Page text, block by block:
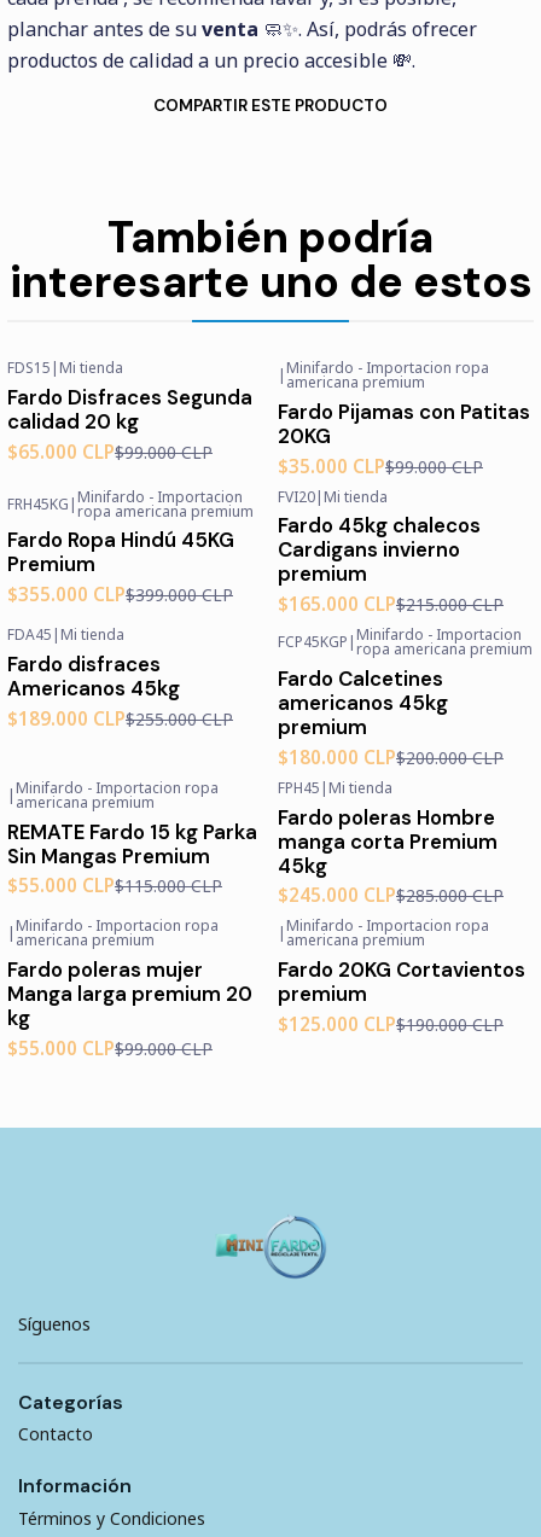
planchar antes de suventa 🧼✨. Así, podrás ofrecer
productos de calidad a un precio accesible 💸.
COMPARTIR ESTE PRODUCTO
También podría
interesarte uno de estos
OFF
FDS15 | Mi tienda
Fardo Disfraces Segunda
calidad 20 kg
$65.000 CLP$99.000 CLP
-65%OFF
Agotado
| Minifardo - Importacion ropa
americana premium
Fardo Pijamas con Patitas
20KG
$35.000 CLP$99.000 CLP
-11%OFF
FRH45KG | Minifardo - Importacion
ropa americana premium
Fardo Ropa Hindú 45KG
Premium
$355.000 CLP$399.000 CLP
-23% OFF
FVI20| Mi tienda
Fardo 45kg chalecos
Cardigans invierno
premium
$165.000 CLP$215.000 CLP
OFF
FDA45 | Mi tienda
Fardo disfraces
Americanos 45kg
$189.000 CLP$255.000 CLP
-10%OFF
FCP45KGP | Minifardo - Importacion
ropa americana premium
Fardo Calcetines
americanos 45kg
premium
$180.000 CLP$200.000 CLP
-52%OFF
| Minifardo - Importacion ropa
americana premium
REMATE Fardo 15 kg Parka
Sin Mangas Premium
$55.000 CLP$115.000 CLP
-14%
FPH45 | Mi tienda
Fardo poleras Hombre
manga corta Premium
45kg
$245.000 CLP$285.000 CLP
-44%OFF
Agotado
| Minifardo - Importacion ropa
americana premium
Fardo poleras mujer
Manga larga premium 20
kg
$55.000 CLP$99.000 CLP
-34%OFF
| Minifardo - Importacion ropa
americana premium
Fardo 20KG Cortavientos
premium
$125.000 CLP$190.000 CLP
Síguenos
Categorías
Contacto
Información
Términos y Condiciones